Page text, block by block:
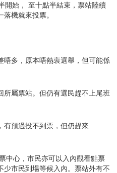
開始， 至十點半結束，票站陸續
機就來投票。
唔多，原本唔熱衷選舉，但可能係
所屬票站。但仍有選民趕不上尾班
有預過投不到票，但仍趕來
中心，市民亦可以入內觀看點票
少市民到場等候入內。票站外有不